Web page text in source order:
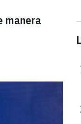
manera